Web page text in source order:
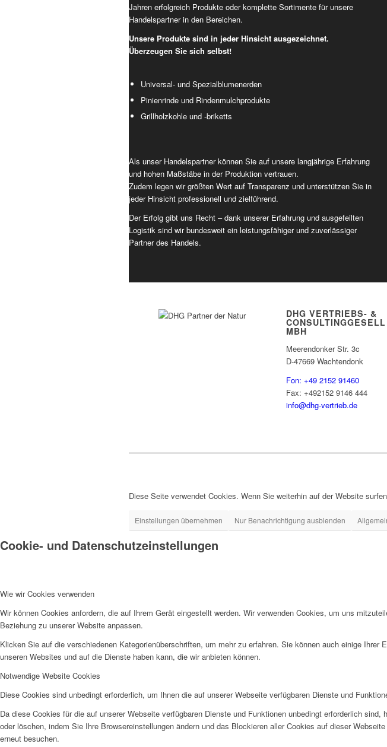
Jahren erfolgreich Produkte oder komplette Sortimente für unsere
Handelspartner in den Bereichen.
Unsere Produkte sind in jeder Hinsicht ausgezeichnet.
Überzeugen Sie sich selbst!
Universal- und Spezialblumenerden
Pinienrinde und Rindenmulchprodukte
Grillholzkohle und -briketts
Als unser Handelspartner können Sie auf unsere langjährige Erfahrung
und hohen Maßstäbe in der Produktion vertrauen.
Zudem legen wir größten Wert auf Transparenz und unterstützen Sie in
jeder Hinsicht professionell und zielführend.
Der Erfolg gibt uns Recht – dank unserer Erfahrung und ausgefeilten
Logistik sind wir bundesweit ein leistungsfähiger und zuverlässiger
Partner des Handels.
DHG VERTRIEBS- &
MBH
Meerendonker Str. 3c
D-47669 Wachtendonk
Fon: +49 2152 91460
Fax: +492152 9146 444
info@dhg-vertrieb.de
Diese Seite verwendet Cookies. Wenn Sie weiterhin auf der Website
Einstellungen übernehmen Nur Benachrichtigung ausblenden
Cookie- und Datenschutzeinstellungen
Wie wir Cookies verwenden
Wir können Cookies anfordern, die auf Ihrem Gerät eingestellt werden. Wir verwenden Cookies, um uns
Beziehung zu unserer Website anpassen.
Klicken Sie auf die verschiedenen Kategorienüberschriften, um mehr zu erfahren. Sie können auch einige
unseren Websites und auf die Dienste haben kann, die wir anbieten können.
Notwendige Website Cookies
Diese Cookies sind unbedingt erforderlich, um Ihnen die auf unserer Webseite verfügbaren Dienste und
Da diese Cookies für die auf unserer Webseite verfügbaren Dienste und Funktionen unbedingt erforderlich
oder löschen, indem Sie Ihre Browsereinstellungen ändern und das Blockieren aller Cookies auf dieser
erneut besuchen.